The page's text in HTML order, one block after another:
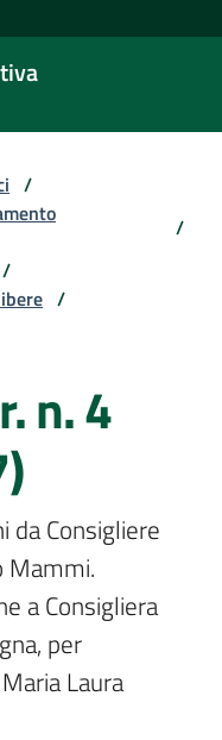
/
/
/
/
n. 4
da Consigliere
Mammi.
a Consigliera
per
Laura